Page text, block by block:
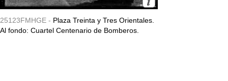
25123FMHGE - Plaza Treinta y Tres Orientales.
Al fondo: Cuartel Centenario de Bomberos.